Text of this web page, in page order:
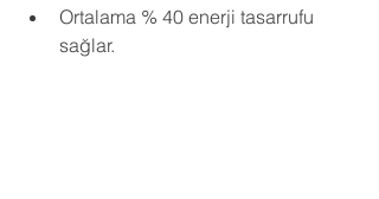
Ortalama % 40 enerji tasarrufu
sağlar.